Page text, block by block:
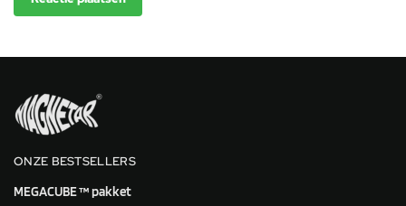
ONZE BESTSELLERS
MEGACUBE ™ pakket